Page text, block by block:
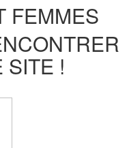
FEMMES
SITE !